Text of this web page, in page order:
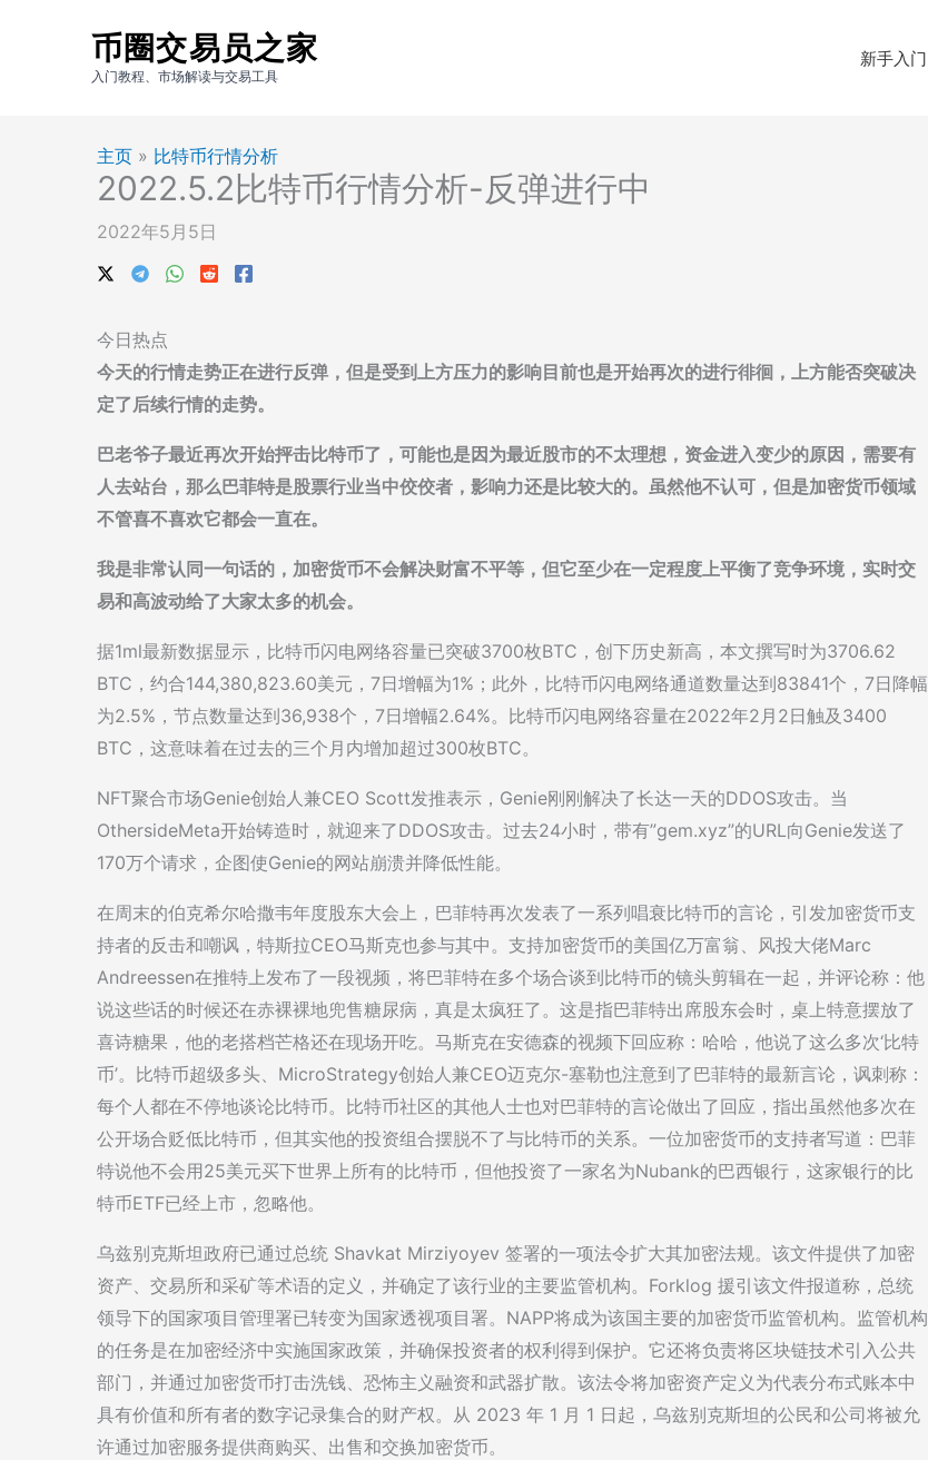
币圈交易员之家
入门教程、市场解读与交易工具
新手入门
主页 » 比特币行情分析
2022.5.2比特币行情分析-反弹进行中
2022年5月5日
今日热点
今天的行情走势正在进行反弹，但是受到上方压力的影响目前也是开始再次的进行徘徊，上方能否突破决
定了后续行情的走势。
巴老爷子最近再次开始抨击比特币了，可能也是因为最近股市的不太理想，资金进入变少的原因，需要有
人去站台，那么巴菲特是股票行业当中佼佼者，影响力还是比较大的。虽然他不认可，但是加密货币领域
不管喜不喜欢它都会一直在。
我是非常认同一句话的，加密货币不会解决财富不平等，但它至少在一定程度上平衡了竞争环境，实时交
易和高波动给了大家太多的机会。
据1ml最新数据显示，比特币闪电网络容量已突破3700枚BTC，创下历史新高，本文撰写时为3706.62
BTC，约合144,380,823.60美元，7日增幅为1%；此外，比特币闪电网络通道数量达到83841个，7日降幅
为2.5%，节点数量达到36,938个，7日增幅2.64%。比特币闪电网络容量在2022年2月2日触及3400
BTC，这意味着在过去的三个月内增加超过300枚BTC。
NFT聚合市场Genie创始人兼CEO Scott发推表示，Genie刚刚解决了长达一天的DDOS攻击。当
OthersideMeta开始铸造时，就迎来了DDOS攻击。过去24小时，带有”gem.xyz”的URL向Genie发送了
170万个请求，企图使Genie的网站崩溃并降低性能。
在周末的伯克希尔哈撒韦年度股东大会上，巴菲特再次发表了一系列唱衰比特币的言论，引发加密货币支
持者的反击和嘲讽，特斯拉CEO马斯克也参与其中。支持加密货币的美国亿万富翁、风投大佬Marc
Andreessen在推特上发布了一段视频，将巴菲特在多个场合谈到比特币的镜头剪辑在一起，并评论称：他
说这些话的时候还在赤裸裸地兜售糖尿病，真是太疯狂了。这是指巴菲特出席股东会时，桌上特意摆放了
喜诗糖果，他的老搭档芒格还在现场开吃。马斯克在安德森的视频下回应称：哈哈，他说了这么多次‘比特
币’。比特币超级多头、MicroStrategy创始人兼CEO迈克尔-塞勒也注意到了巴菲特的最新言论，讽刺称：
每个人都在不停地谈论比特币。比特币社区的其他人士也对巴菲特的言论做出了回应，指出虽然他多次在
公开场合贬低比特币，但其实他的投资组合摆脱不了与比特币的关系。一位加密货币的支持者写道：巴菲
特说他不会用25美元买下世界上所有的比特币，但他投资了一家名为Nubank的巴西银行，这家银行的比
特币ETF已经上市，忽略他。
乌兹别克斯坦政府已通过总统 Shavkat Mirziyoyev 签署的一项法令扩大其加密法规。该文件提供了加密
资产、交易所和采矿等术语的定义，并确定了该行业的主要监管机构。Forklog 援引该文件报道称，总统
领导下的国家项目管理署已转变为国家透视项目署。NAPP将成为该国主要的加密货币监管机构。监管机构
的任务是在加密经济中实施国家政策，并确保投资者的权利得到保护。它还将负责将区块链技术引入公共
部门，并通过加密货币打击洗钱、恐怖主义融资和武器扩散。该法令将加密资产定义为代表分布式账本中
具有价值和所有者的数字记录集合的财产权。从 2023 年 1 月 1 日起，乌兹别克斯坦的公民和公司将被允
许通过加密服务提供商购买、出售和交换加密货币。